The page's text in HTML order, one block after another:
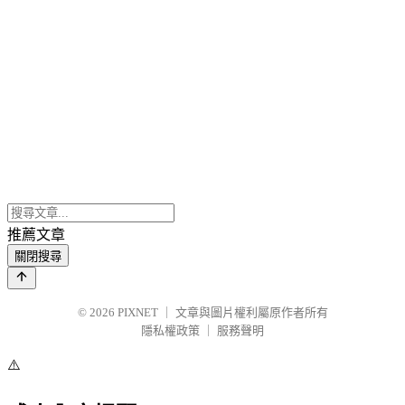
推薦文章
關閉搜尋
© 2026 PIXNET
文章與圖片權利屬原作者所有
隱私權政策
服務聲明
⚠️